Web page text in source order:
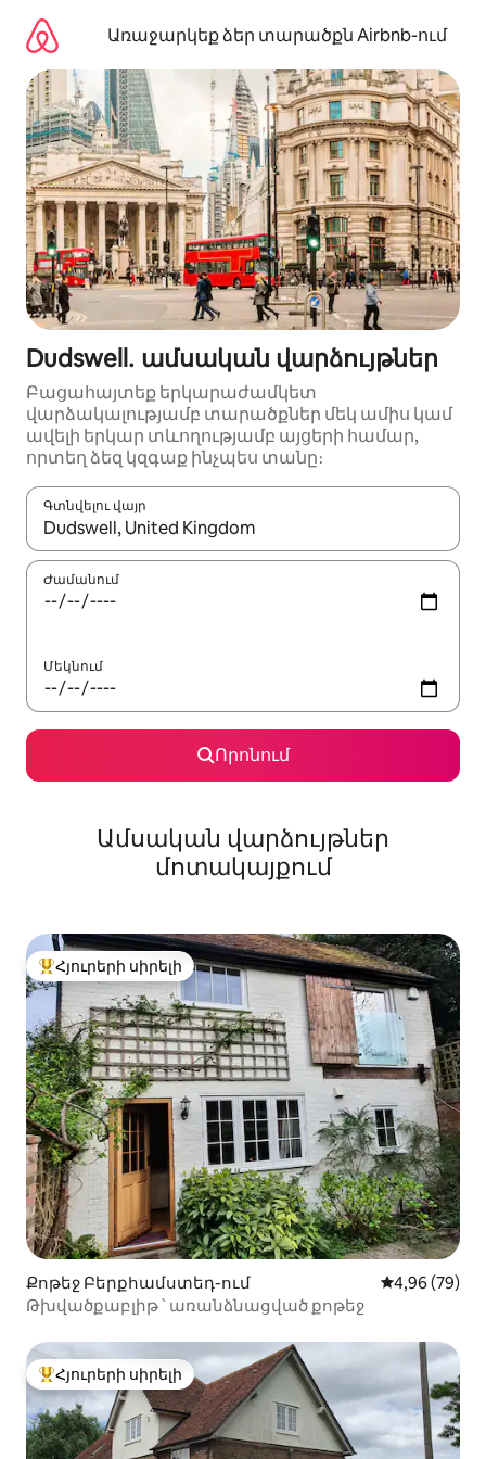
բովանդակությանըԱռաջարկեք ձեր տարածքն Airbnb-ում
Dudswell․ ամսական վարձույթներ
Բացահայտեք երկարաժամկետ
վարձակալությամբ տարածքներ մեկ ամիս կամ
ավելի երկար տևողությամբ այցերի համար,
որտեղ ձեզ կզգաք ինչպես տանը։
Գտնվելու վայր
Երբ արդյունքները հասանելի լինեն, սլաքների
Ժամանում
Մեկնում
Որոնում
Ամսական վարձույթներ
մոտակայքում
Հյուրերի սիրելի լավագույն տները
Հյուրերի սիրելի
Քոթեջ Բերքհամստեդ-ում Միջին
4,96 (79)
Թխվածքաբլիթ ՝ առանձնացված քոթեջ
Հյուրերի սիրելի լավագույն տները
Հյուրերի սիրելի